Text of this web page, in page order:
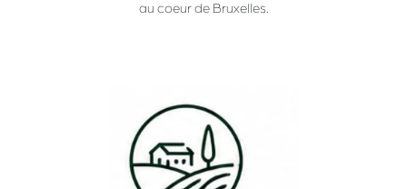
au coeur de Bruxelles.